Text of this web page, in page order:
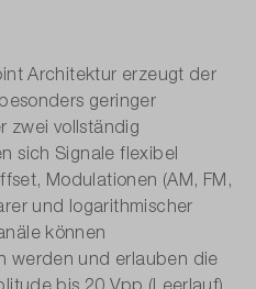
Architektur erzeugt der
geringer
zwei vollständig
sich Signale flexibel
Modulationen (AM, FM,
und logarithmischer
können
werden und erlauben die
bis 20 Vpp (Leerlauf).